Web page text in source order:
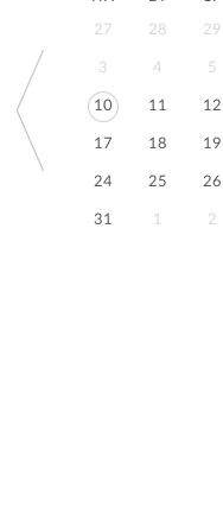
27 28 29
3 4 5
10 11 12
17 18 19
24 25 26
31 1 2